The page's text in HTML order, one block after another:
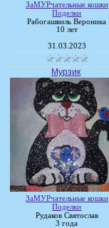
ЗаМУРчательные кошки
Поделки
Рабогашвиль Вероника
10 лет
31.03.2023
Мурзик
ЗаМУРчательные кошки
Поделки
Рудаков Святослав
3 года